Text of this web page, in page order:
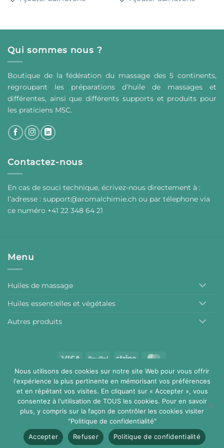
Les
peuvent
sur
la
page
produit
Les
sur
page
Qui sommes nous ?
Boutique de la fédération du massage des 5 continents,
regroupant les préparations d’huile de massages et
différentes, ainsi que différents supports et produits pour
les praticiens M5C.
Contactez-nous
En cas de souci technique, écrivez-nous directement à :
l’adresse : support@aromalchimie.ch ou par télephone via
ce numéro +41 22 348 64 21
Menu
Huiles de massage
Huiles essentielles et végétales
Autres produits
Visa PayPal Stripe
Conditions générales de vente Mentions légales
Copyright 2026 ©Aromalchimie
Nous utilisons des cookies sur notre site Web pour vous offrir
l'expérience la plus pertinente en mémorisant vos préférences
et en répétant vos visites. En cliquant sur « Accepter », vous
consentez à l'utilisation de TOUS les cookies. Pour en savoir
plus, y compris sur la façon de contrôler les cookies visiter
"Politique de confidentialité"
Accepter
Refuser Politique de confidentialité